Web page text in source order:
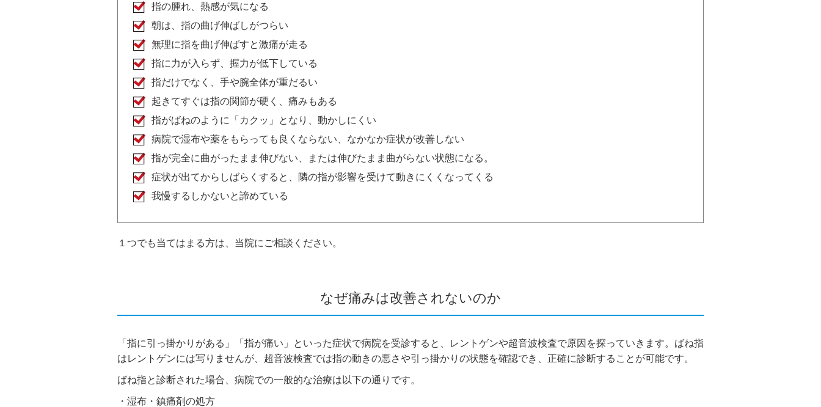
指の腫れ、熱感が気になる
朝は、指の曲げ伸ばしがつらい
無理に指を曲げ伸ばすと激痛が走る
指に力が入らず、握力が低下している
指だけでなく、手や腕全体が重だるい
起きてすぐは指の関節が硬く、痛みもある
指がばねのように「カクッ」となり、動かしにくい
病院で湿布や薬をもらっても良くならない、なかなか症状が改善しない
指が完全に曲がったまま伸びない、または伸びたまま曲がらない状態になる。
症状が出てからしばらくすると、隣の指が影響を受けて動きにくくなってくる
我慢するしかないと諦めている
１つでも当てはまる方は、当院にご相談ください。
なぜ痛みは改善されないのか
「指に引っ掛かりがある」「指が痛い」といった症状で病院を受診すると、レントゲンや超音波検査で原因を探っていきます。ばね指
はレントゲンには写りませんが、超音波検査では指の動きの悪さや引っ掛かりの状態を確認でき、正確に診断することが可能です。
ばね指と診断された場合、病院での一般的な治療は以下の通りです。
・湿布・鎮痛剤の処方